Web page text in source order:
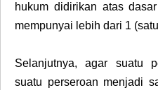
hukum didirikan atas
mempunyai lebih dari 1
Selanjutnya, agar suatu
suatu perseroan menjadi